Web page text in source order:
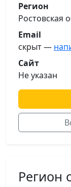
Регион
Ростовская
Email
скрыт —
Сайт
Не указан
Регион